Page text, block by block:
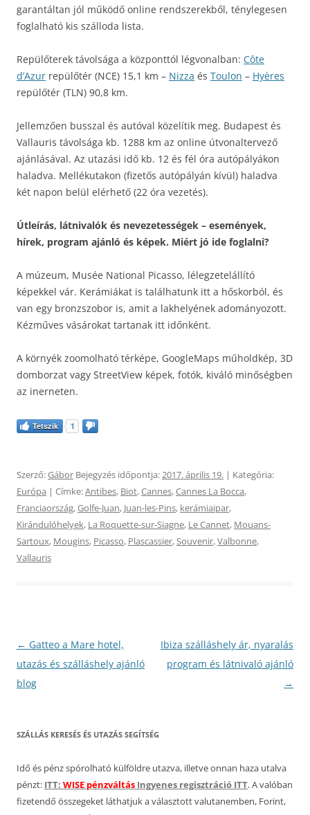
garantáltan jól működő online rendszerekből, ténylegesen
foglalható kis szálloda lista.
Repülőterek távolsága a központtól légvonalban: Côte
d’Azur repülőtér (NCE) 15,1 km – Nizza és Toulon – Hyères
repülőtér (TLN) 90,8 km.
Jellemzően busszal és autóval közelítik meg. Budapest és
Vallauris távolsága kb. 1288 km az online útvonaltervező
ajánlásával. Az utazási idő kb. 12 és fél óra autópályákon
haladva. Mellékutakon (fizetős autópályán kívül) haladva
két napon belül elérhető (22 óra vezetés).
Útleírás, látnivalók és nevezetességek – események,
hírek, program ajánló és képek. Miért jó ide foglalni?
A múzeum, Musée National Picasso, lélegzetelállító
képekkel vár. Kerámiákat is találhatunk itt a hőskorból, és
van egy bronzszobor is, amit a lakhelyének adományozott.
Kézműves vásárokat tartanak itt időnként.
A környék zoomolható térképe, GoogleMaps műholdkép, 3D
domborzat vagy StreetView képek, fotók, kiváló minőségben
az inerneten.
Tetszik 1
Szerző:Gábor Bejegyzés időpontja:2017. április 19. | Kategória:
Európa | Címke:Antibes, Biot,Cannes,Cannes La Bocca,
Franciaország,Golfe-Juan, Juan-les-Pins, kerámiaipar,
Kirándulóhelyek, La Roquette-sur-Siagne, Le Cannet, Mouans-
Sartoux, Mougins, Picasso, Plascassier,Souvenir,Valbonne,
Vallauris
Bejegyzés
navigáció
← Gatteo a Mare hotel,
utazás és szálláshely ajánló
blog
Ibiza szálláshely ár, nyaralás
program és látnivaló ajánló
→
SZÁLLÁS KERESÉS ÉS UTAZÁS SEGÍTSÉG
Idő és pénz spórolható külföldre utazva, illetve onnan haza utalva
pénzt: ITT: WISE pénzváltás Ingyenes regisztráció ITT. A valóban
fizetendő összegeket láthatjuk a választott valutanemben, Forint,